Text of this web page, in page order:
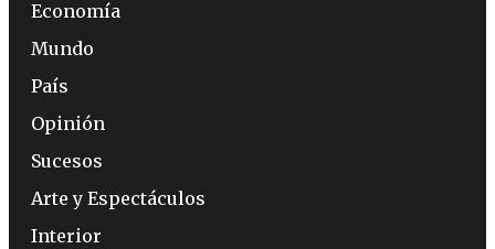
Economía
Mundo
País
Opinión
Sucesos
Arte y Espectáculos
Interior